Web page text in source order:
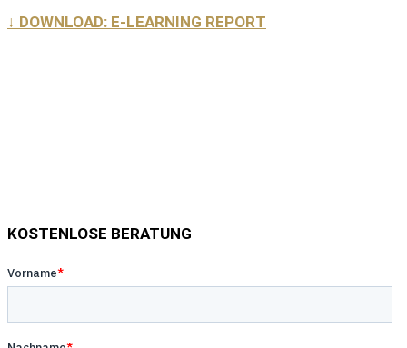
↓ DOWNLOAD: E-LEARNING REPORT
KOSTENLOSE BERATUNG